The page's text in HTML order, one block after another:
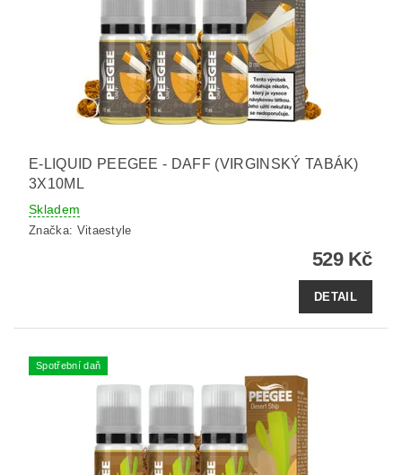
E-LIQUID PEEGEE - DAFF (VIRGINSKÝ TABÁK)
3X10ML
Skladem
Značka: Vitaestyle
529 Kč
DETAIL
Spotřební daň